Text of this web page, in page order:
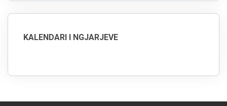
KALENDARI I NGJARJEVE